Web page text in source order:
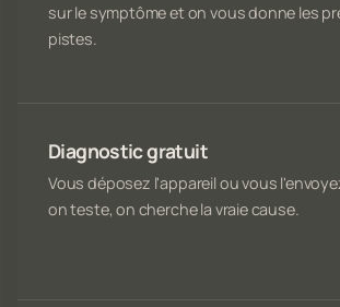
sur le symptôme et on vous donne les
pistes.
Diagnostic gratuit
Vous déposez l'appareil ou vous
on teste, on cherche la vraie cause.